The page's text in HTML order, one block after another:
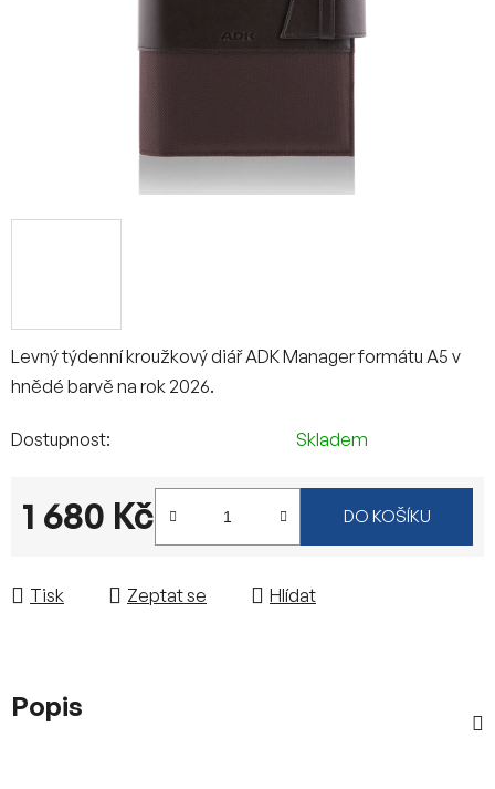
Levný týdenní kroužkový diář ADK Manager formátu A5 v
hnědé barvě na rok 2026.
Dostupnost Skladem
1 680 Kč DO KOŠÍKU
Tisk Zeptat se Hlídat
Popis